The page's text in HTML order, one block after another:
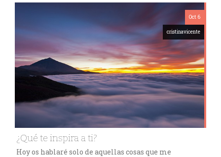
Oct 6
cristinavicente
¿Qué te inspira a ti?
Hoy os hablaré solo de aquellas cosas que me